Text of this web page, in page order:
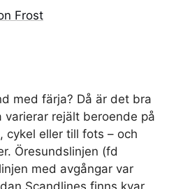
Frost
med färja? Då är det bra
rejält beroende på
cykel eller till fots – och
Öresundslinjen (fd
med avgångar var
Scandlines finns kvar